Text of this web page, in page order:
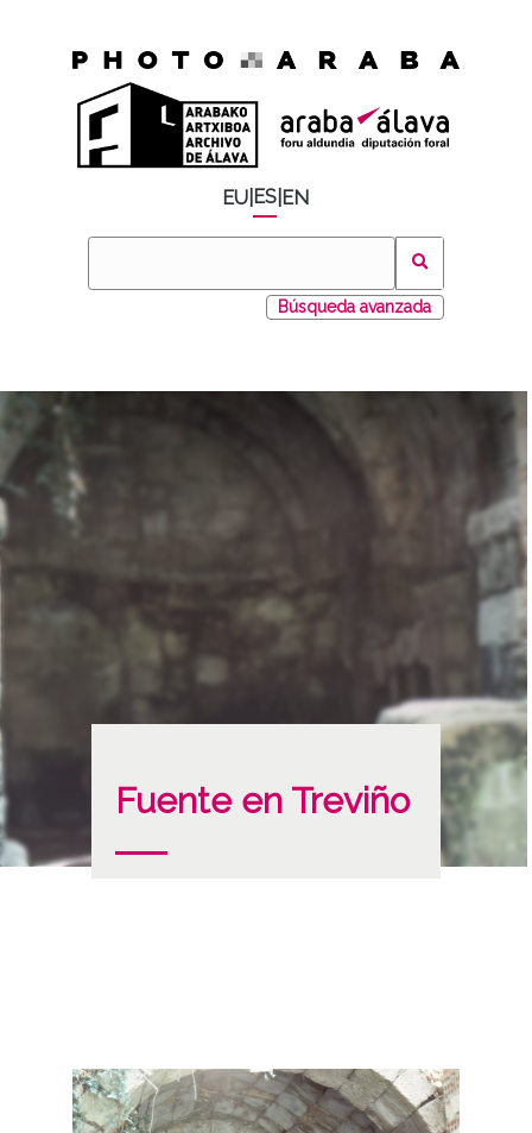
EU ES EN
Búsqueda avanzada
Fuente en Treviño